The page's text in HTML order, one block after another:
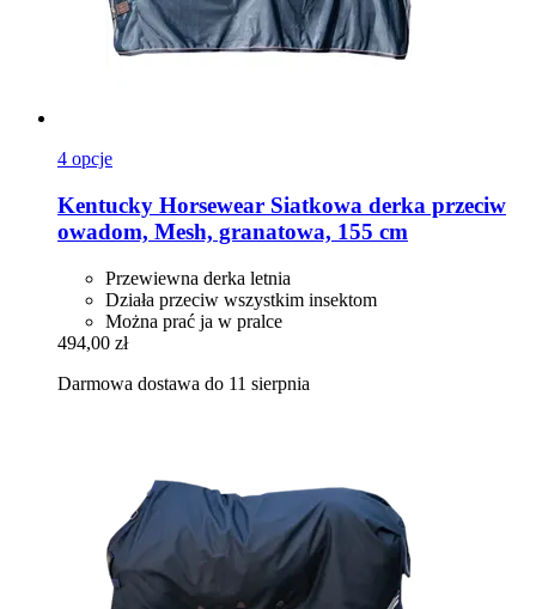
4 opcje
Kentucky Horsewear Siatkowa derka przeciw
owadom, Mesh, granatowa, 155 cm
Przewiewna derka letnia
Działa przeciw wszystkim insektom
Można prać ja w pralce
494,00 zł
Darmowa dostawa do 11 sierpnia